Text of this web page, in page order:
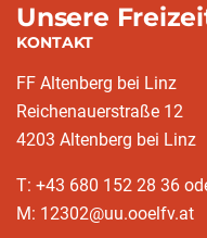
Unsere
KONTAKT
FF Altenberg bei Linz
Reichenauerstraße 12
4203 Altenberg bei Linz
T: +43 680 152 28 36
M: 12302@uu.ooelfv.at